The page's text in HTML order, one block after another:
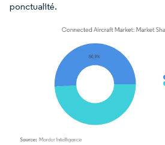
ponctualité.